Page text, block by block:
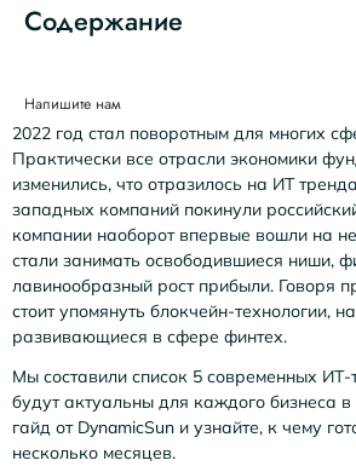
Содержание
Напишите нам
2022 год стал поворотным для многих
Практически все отрасли экономики
изменились, что отразилось на ИТ
западных компаний покинули
компании наоборот впервые вошли на
стали занимать освободившиеся ниши,
лавинообразный рост прибыли. Говоря
стоит упомянуть блокчейн-технологии,
развивающиеся в сфере финтех.
Мы составили список 5 современных ИТ-
будут актуальны для каждого бизнеса
гайд от DynamicSun и узнайте, к чему
несколько месяцев.